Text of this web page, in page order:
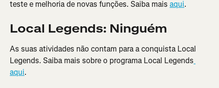
teste e melhoria de novas funções. Saiba mais aqui.
Local Legends: Ninguém
As suas atividades não contam para a conquista Local
Legends. Saiba mais sobre o programa Local Legends
aqui.